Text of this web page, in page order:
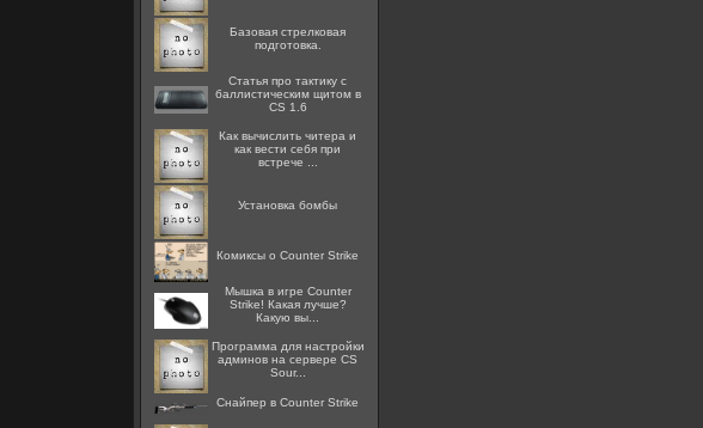
Базовая стрелковая
подготовка.
Статья про тактику с
баллистическим щитом в
CS 1.6
Как вычислить читера и
как вести себя при
встрече ...
Установка бомбы
Комиксы о Counter Strike
Мышка в игре Counter
Strike! Какая лучше?
Какую вы...
Программа для настройки
админов на сервере CS
Sour...
Снайпер в Counter Strike